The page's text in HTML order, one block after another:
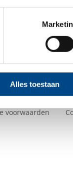
Alles toestaan
out what
voorwaarden